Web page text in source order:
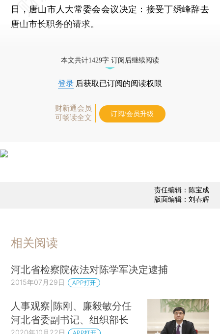
日，唐山市人大常委会会议决定：接受丁绣峰辞去
唐山市长职务的请求。
本文共计1429字 订阅后继续阅读
登录 后获取已订阅的阅读权限
财新通会员
可畅读全文
订阅/会员升级
责任编辑：陈宝成
版面编辑：刘春辉
相关阅读
河北省检察院依法对陈学军决定逮捕
2015年07月29日 APP打开
人事观察|陈刚、廉毅敏分任
河北省委副书记、组织部长